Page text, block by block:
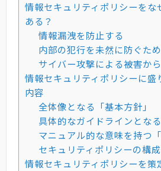
情報セキュリティポリシーをな
ある？
情報漏洩を防止する
内部の犯行を未然に防ぐため
サイバー攻撃による被害か
情報セキュリティポリシーに盛
内容
全体像となる「基本方針」
具体的なガイドラインとなる
マニュアル的な意味を持つ「
セキュリティポリシーの構
情報セキュリティポリシーを策